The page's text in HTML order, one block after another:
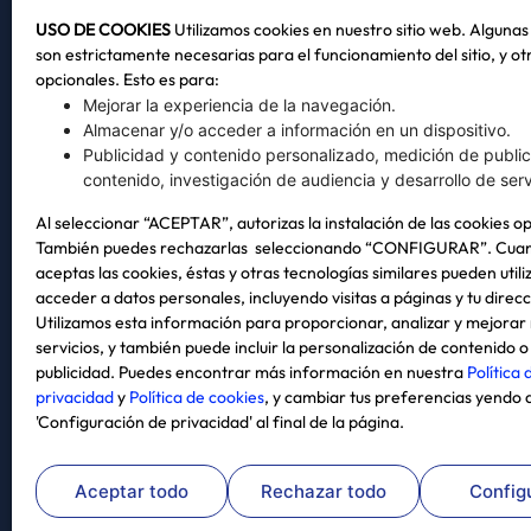
USO DE COOKIES Utilizamos cookies en nuestro sitio web.
son estrictamente necesarias para el funcionamiento del sitio, y
opcionales. Esto es para:
Mejorar la experiencia de la navegación.
Almacenar y/o acceder a información en un dispositivo.
Publicidad y contenido personalizado, medición de
contenido, investigación de audiencia y desarrollo de
Al seleccionar “ACEPTAR”, autorizas la instalación de las cookies
También puedes rechazarlas seleccionando “CONFIGURAR”.
aceptas las cookies, éstas y otras tecnologías similares pueden
acceder a datos personales, incluyendo visitas a páginas y tu
Utilizamos esta información para proporcionar, analizar y mejorar
servicios, y también puede incluir la personalización de contenido o
publicidad. Puedes encontrar más información en nuestra Política
privacidady Política de cookies, y cambiar tus preferencias yendo
'Configuración de privacidad' al final de la página.
Aceptar todo Rechazar todo
Iniciar sesión
Formas